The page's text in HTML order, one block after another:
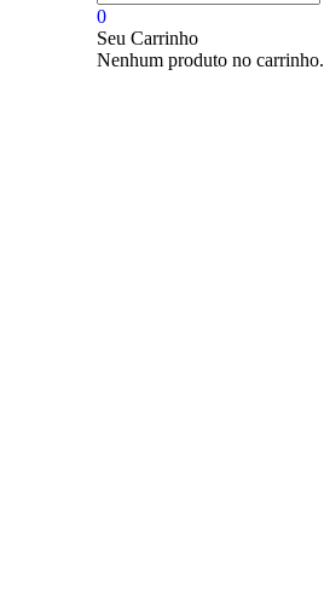
0
Seu Carrinho
Nenhum produto no carrinho.